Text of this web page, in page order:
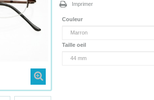
Imprimer
Couleur
Taille oeil